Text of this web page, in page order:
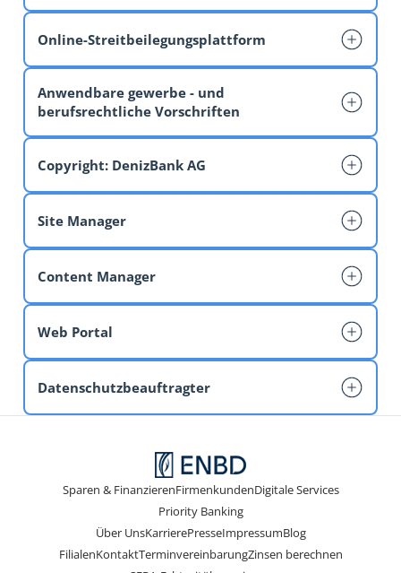
E-Mail
EMIR
www.fma.gv.at
www.wko.at
Online-Streitbeilegungsplattform
Anwendbare gewerbe - und
berufsrechtliche Vorschriften
www.ris.bka.gv.at
Copyright: DenizBank AG
www.denizbank.com
Site Manager
Armand FEKA
Content Manager
Armand FEKA
Web Portal
www.mochacreative.com
Datenschutzbeauftragter
Sparen & FinanzierenFirmenkundenDigitale Services
Priority Banking
Über UnsKarrierePresseImpressumBlog
FilialenKontaktTerminvereinbarungZinsen berechnen